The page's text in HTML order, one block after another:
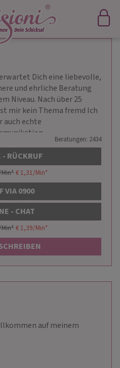
Dich eine liebevolle,
und ehrliche Beratung
Niveau. Nach über 25
mir kein Thema fremd Ich
auch echte
Beratungen: 2434
- RÜCKRUF
*€ 1,31/Min*
VIA 0900
- CHAT
*€ 1,39/Min*
auf meinem